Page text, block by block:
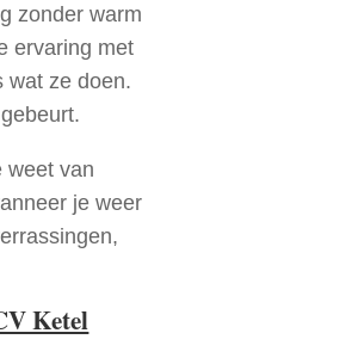
zonder warm
ervaring met
wat ze doen.
weet van
je weer
Ketel